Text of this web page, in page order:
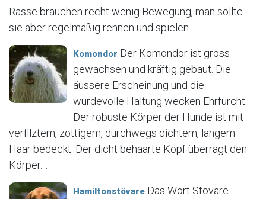
Rasse brauchen recht wenig Bewegung, man sollte
sie aber regelmäßig rennen und spielen...
Komondor Der Komondor ist gross
gewachsen und kräftig gebaut. Die
äussere Erscheinung und die
würdevolle Haltung wecken Ehrfurcht.
Der robuste Körper der Hunde ist mit
verfilztem, zottigem, durchwegs dichtem, langem
Haar bedeckt. Der dicht behaarte Kopf überragt den
Körper....
Hamiltonstövare Das Wort Stövare